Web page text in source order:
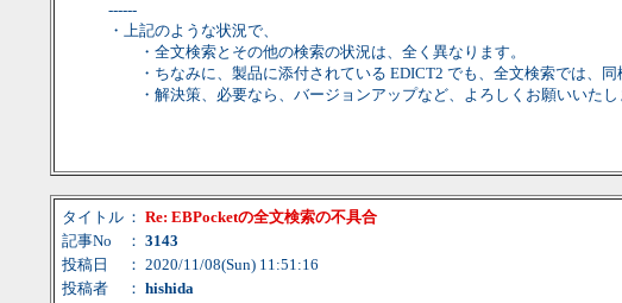
------
・上記のような状況で、
・全文検索とその他の検索の状況は、全く異なります。
・ちなみに、製品に添付されている EDICT2 でも、全文検索では、同
・解決策、必要なら、バージョンアップなど、よろしくお願いいたし
タイトル ： Re: EBPocketの全文検索の不具合
記事No
： 3143
投稿日
： 2020/11/08(Sun) 11:51:16
投稿者
： hishida